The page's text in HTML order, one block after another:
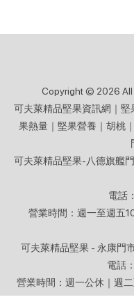
Copyright © 2026 All
可夫萊精品堅果資訊網｜
果熱量｜堅果營養｜胡桃
可夫萊精品堅果-八德旗艦
電話
營業時間：週一至週五
可夫萊精品堅果 - 永康門
電話
營業時間：週一公休｜週